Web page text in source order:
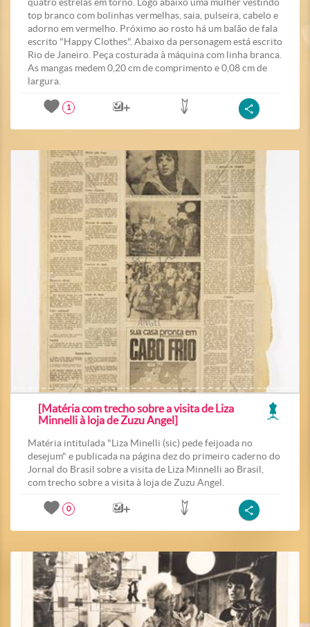
quatro estrelas em torno. Logo abaixo uma mulher vestindo
top branco com bolinhas vermelhas, saia, pulseira, cabelo e
adorno em vermelho. Próximo ao rosto há um balão de fala
escrito "Happy Clothes". Abaixo da personagem está escrito
Rio de Janeiro. Peça costurada à máquina com linha branca.
As mangas medem 0,20 cm de comprimento e 0,08 cm de
largura.
1
[Matéria com trecho sobre a visita de Liza
Minnelli à loja de Zuzu Angel]
Matéria intitulada "Liza Minelli (sic) pede feijoada no
desejum" e publicada na página dez do primeiro caderno do
Jornal do Brasil sobre a visita de Liza Minnelli ao Brasil,
com trecho sobre a visita à loja de Zuzu Angel.
0